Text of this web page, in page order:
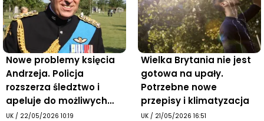
Nowe problemy księcia
Andrzeja. Policja
rozszerza śledztwo i
apeluje do możliwych
ofiar
UK / 22/05/2026 10:19
Wielka Brytania nie jest
gotowa na upały.
Potrzebne nowe
przepisy i klimatyzacja
UK / 21/05/2026 16:51